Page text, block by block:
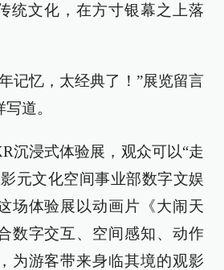
文化，在方寸银幕之上落
记忆，太经典了！”展览留言
道。
沉浸式体验展，观众可以“走
元文化空间事业部数字文娱
场体验展以动画片《大闹天
数字交互、空间感知、动作
为游客带来身临其境的观影